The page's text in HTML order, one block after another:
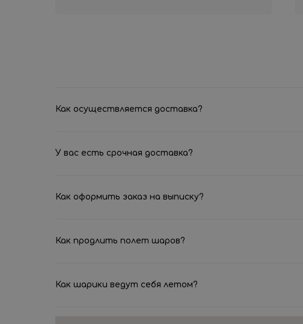
Как осуществляется доставка?
У вас есть срочная доставка?
Как оформить заказ на выписку?
Как продлить полет шаров?
Как шарики ведут себя летом?